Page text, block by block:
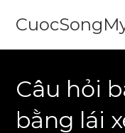
Câu hỏi
bằng lái